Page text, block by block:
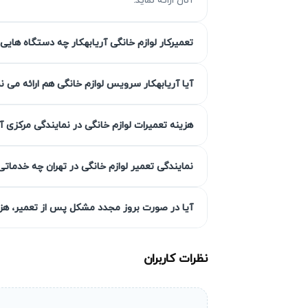
چرا تعمیر آبسردکن ایستکول
تعمیر آبسردکن ایستکول به موقع اهمیت
جلوگیری می‌کند و به حفظ کارایی و طول
خرابی بیشتر و افزایش هزینه تعمیر
مشکلاتی مثل تنظیمات نادرست، خرابی
احتمال از کار افتادن کامل دستگاه
ادامه استفاده از آبسردکن ایستکول معیوب
تعمیرکار لوازم خانگی آریابهکار چه دستگاه
آیا آریابهکار سرویس لوازم خانگی هم ارائه می
هزینه تعمیرات لوازم خانگی در نمایندگی
نمایندگی تعمیر لوازم خانگی در تهران چه
آیا در صورت بروز مجدد مشکل پس از تعمیر،
نظرات کاربران